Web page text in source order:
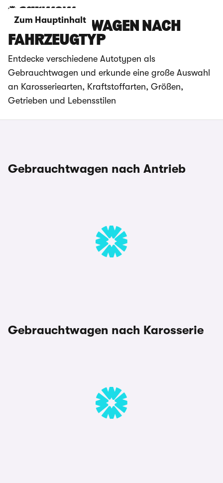
Zum Hauptinhalt
GEBRAUCHTWAGEN NACH
FAHRZEUGTYP
Entdecke verschiedene Autotypen als
Gebrauchtwagen und erkunde eine große Auswahl
an Karosseriearten, Kraftstoffarten, Größen,
Getrieben und Lebensstilen
Gebrauchtwagen nach Antrieb
Gebrauchtwagen nach Karosserie